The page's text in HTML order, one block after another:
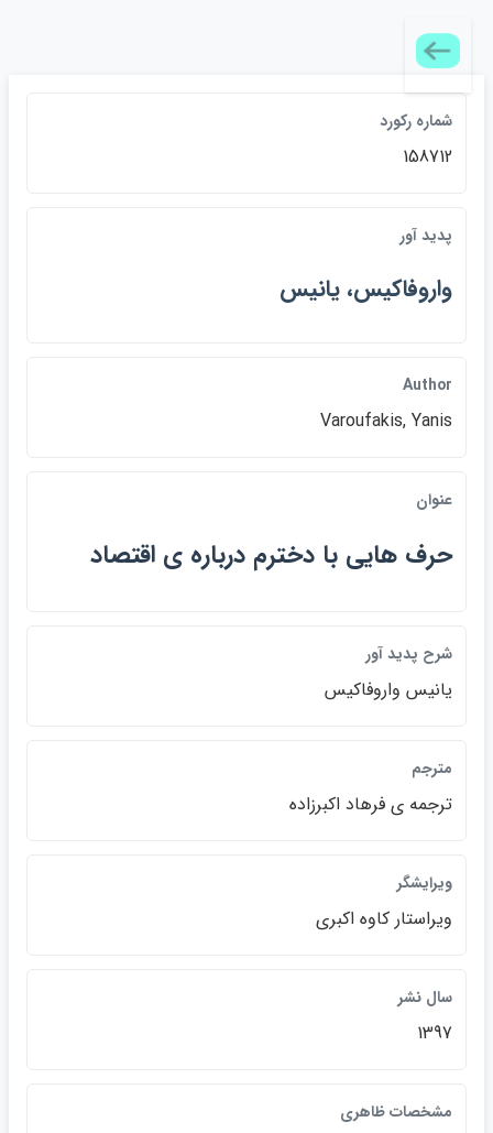
شماره ركورد
158712
پديد آور
واروفاكيس، يانيس
Author
Varoufakis, Yanis
عنوان
حرف هايي با دخترم درباره ي اقتصاد
شرح پديد آور
يانيس واروفاكيس
مترجم
ترجمه ي فرهاد اكبرزاده
ويرايشگر
ويراستار كاوه اكبري
سال نشر
1397
مشخصات ظاهري